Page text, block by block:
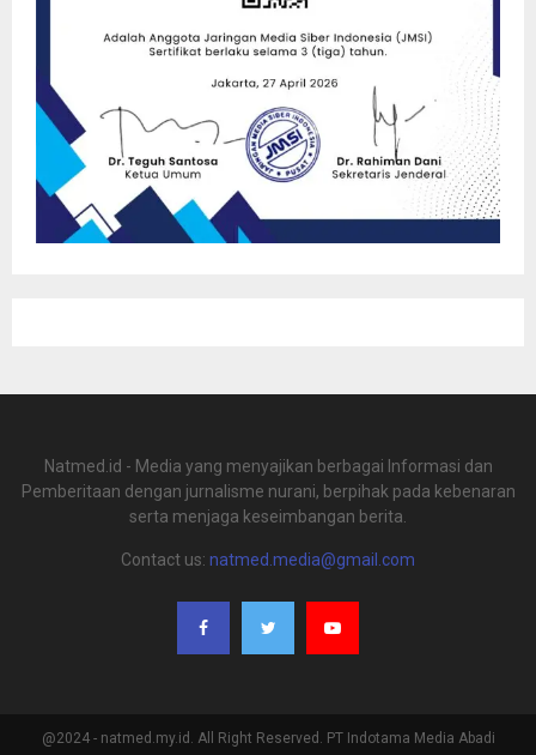
Natmed.id - Media yang menyajikan berbagai Informasi dan
Pemberitaan dengan jurnalisme nurani, berpihak pada kebenaran
serta menjaga keseimbangan berita.
Contact us: natmed.media@gmail.com
@2024 - natmed.my.id. All Right Reserved. PT Indotama Media Abadi